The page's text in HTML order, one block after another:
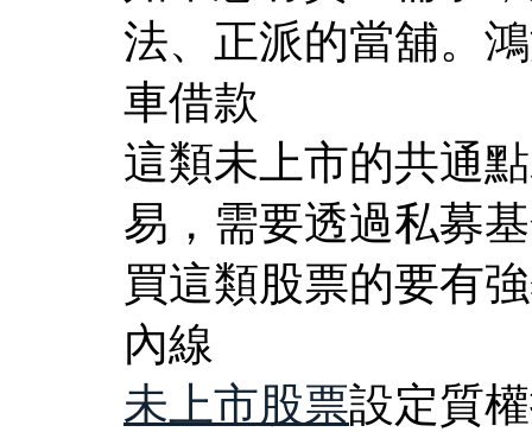
法、正派的當舖。
車借款
這類未上市的共通
易，需要透過私募
買這類股票的要有
內線
未上市股票設定質